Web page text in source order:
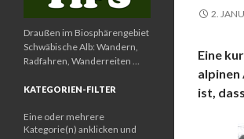
2.
Eine
alpinen
ist,
Draußen im Biosphärengebiet
Schwäbische Alb: Wandern,
Radfahren, Wanderreiten …
KATEGORIEN-FILTER
Eine oder mehrere
Kategorie(n) anklicken und